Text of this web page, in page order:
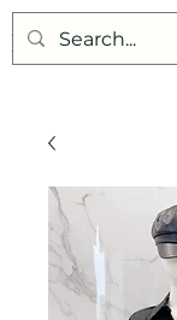
Points de Suture